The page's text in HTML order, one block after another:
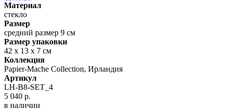
Материал
стекло
Размер
средний размер 9 см
Размер упаковки
42 х 13 х 7 см
Коллекция
Papier-Mache Collection, Ирландия
Артикул
LH-B8-SET_4
5 040 р.
в наличии